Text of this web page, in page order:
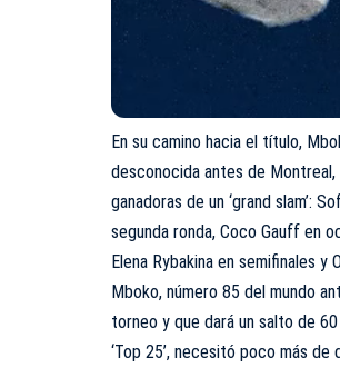
En su camino hacia el título,
desconocida antes de
ganadoras de un ‘grand slam’:
segunda ronda, Coco Gauff en
Elena Rybakina en semifinales y
Mboko, número 85 del mundo
torneo y que dará un salto de
‘Top 25’, necesitó poco más de